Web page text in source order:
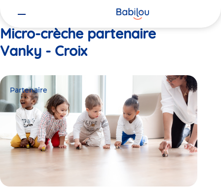
Micro-crèche partenaire
Vanky - Croix
Partenaire